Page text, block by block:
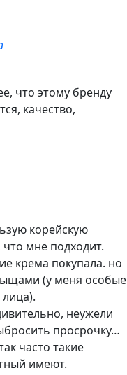
что этому бренду
качество,
корейскую
мне подходит.
крема покупала. но
(у меня особые
неужели
просрочку…
часто такие
имеют.